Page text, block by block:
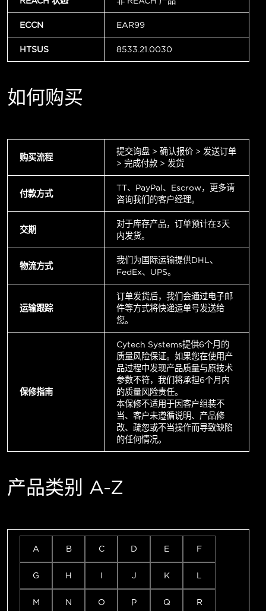
ECCN EAR99
HTSUS 8533.21.0030
如何购买
购买流程
提交询盘 > 确认报价 > 发送订单
> 完成付款 > 发货
付款方式
TT、PayPal、Escrow，更多请
咨询我们的客户经理。
交期
对于库存产品，订单预计在3天
内发货。
物流方式
我们为国际运输提供DHL、
FedEx、UPS。
运输跟踪
订单发货后，我们会通过电子邮
件等方式将快递运单号发送给
您。
保修指南
Cytech Systems提供6个月的
质量风险保证。如果您在使用产
品过程中发现产品质量与原技术
参数不符，我们将承担6个月内
的质量风险责任。
本保修不适用于因客户组装不
当、客户未遵循说明、产品修
改、疏忽或不当操作而导致缺陷
的任何情况。
产品类别 A-Z
A B C D E F
G H I J K L
M N O P Q R